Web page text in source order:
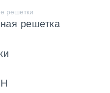
решетки
решетка